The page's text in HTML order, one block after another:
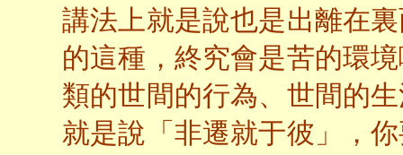
講法上就是說也是出離在
的這種，終究會是苦的環
類的世間的行為、世間的
就是說「非遷就于彼」，